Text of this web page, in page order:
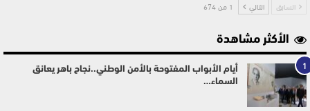
السابق التالي 1 من 674
الأكثر مشاهدة
1
أيام الأبواب المفتوحة بالأمن الوطني..نجاح باهر يعانق
السماء…